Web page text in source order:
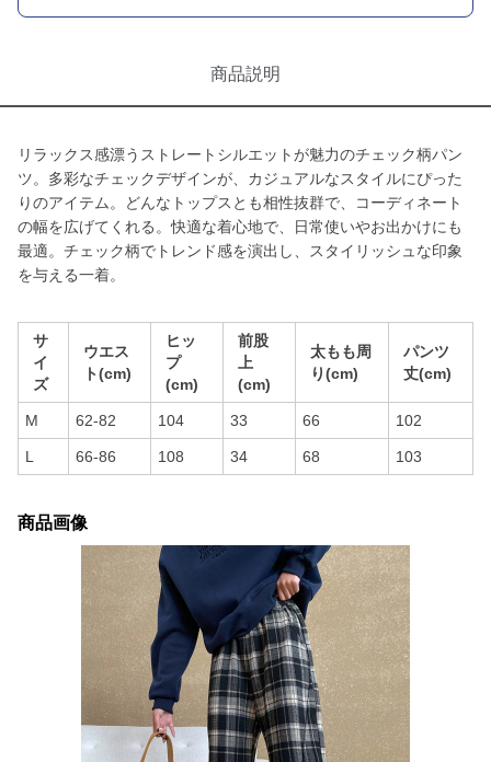
商品説明
リラックス感漂うストレートシルエットが魅力のチェック柄パン
ツ。多彩なチェックデザインが、カジュアルなスタイルにぴった
りのアイテム。どんなトップスとも相性抜群で、コーディネート
の幅を広げてくれる。快適な着心地で、日常使いやお出かけにも
最適。チェック柄でトレンド感を演出し、スタイリッシュな印象
を与える一着。
サ
イ
ズ
ウエス
ト(cm)
ヒッ
プ
(cm)
前股
上
(cm)
太もも周
り(cm)
パンツ
丈(cm)
M 62-82 104 33 66 102
L 66-86 108 34 68 103
商品画像